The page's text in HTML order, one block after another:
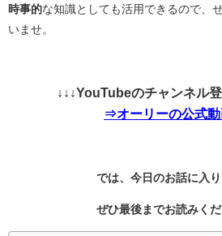
時事的な知識としても活用できるので、
いませ。
↓↓↓YouTubeのチャンネル
⇒オーリーの公式
では、今日のお話に入り
ぜひ最後までお読みくだ